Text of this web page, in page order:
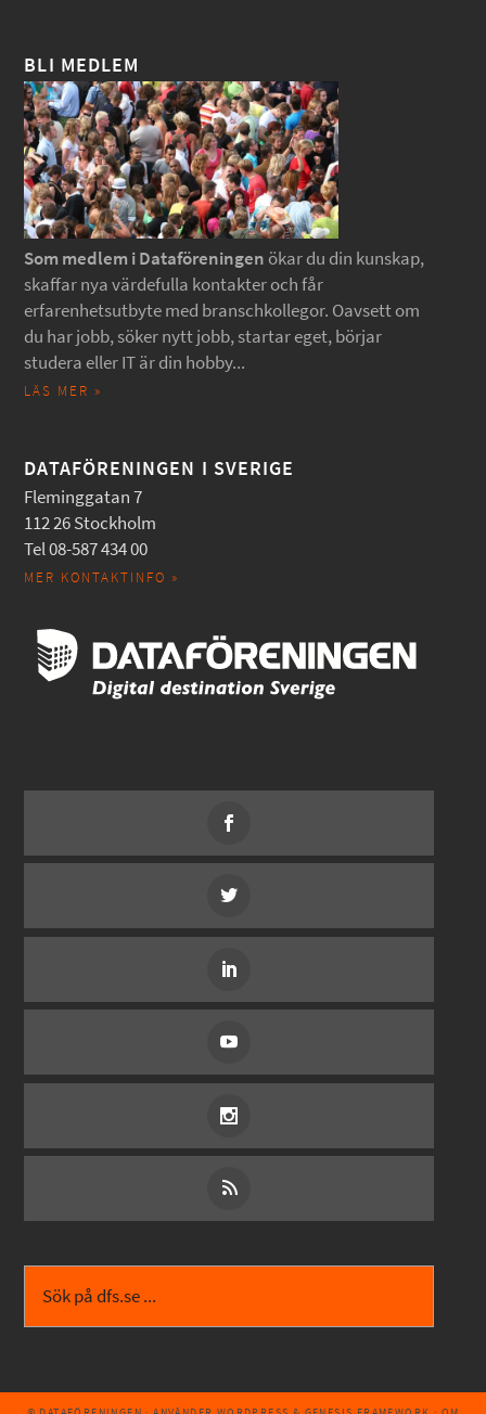
BLI MEDLEM
Som medlem i Dataföreningen ökar du din kunskap,
skaffar nya värdefulla kontakter och får
erfarenhetsutbyte med branschkollegor. Oavsett om
du har jobb, söker nytt jobb, startar eget, börjar
studera eller IT är din hobby...
LÄS MER »
DATAFÖRENINGEN I SVERIGE
Fleminggatan 7
112 26 Stockholm
Tel 08-587 434 00
MER KONTAKTINFO »